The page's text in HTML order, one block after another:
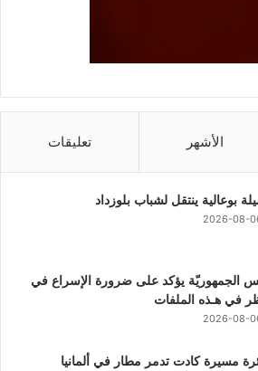
الأشهر تعليقات
بوعالية ينتقل لشباب بلوزداد
2026-08-
الجمهوريّة يؤكد على ضرورة الإسراع في
في هـذه الملفات
2026-08-
مسيرة كادت تدمر مطار في ألمانيا